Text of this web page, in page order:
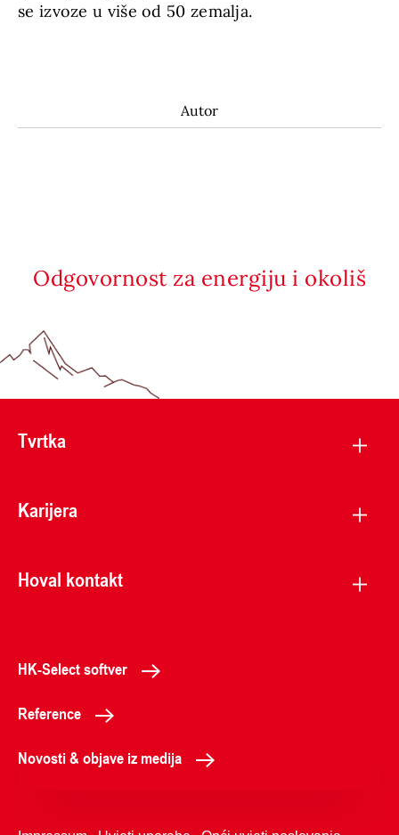
se izvoze u više od 50 zemalja.
Autor
Odgovornost za energiju i okoliš
Tvrtka
Karijera
Hoval kontakt
HK-Select softver
Reference
Novosti & objave iz medija